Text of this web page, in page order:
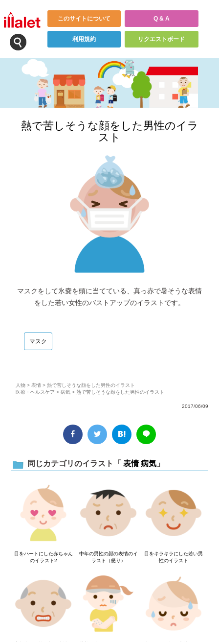
このサイトについて Q & A
利用規約 リクエストボード
熱で苦しそうな顔をした男性のイラ
スト
マスクをして氷嚢を頭に当てている、真っ赤で暑そうな表情
をした若い女性のバストアップのイラストです。
マスク
人物 >表情 > 熱で苦しそうな顔をした男性のイラスト
医療・ヘルスケア >病気 > 熱で苦しそうな顔をした男性のイラスト
2017/06/09
同じカテゴリのイラスト「 表情 病気 」
目をハートにした赤ちゃん
のイラスト2
中年の男性の顔の表情のイ
ラスト（怒り）
目をキラキラにした若い男
性のイラスト